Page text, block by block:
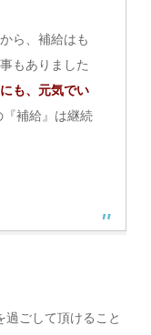
ら、補給はも
もありました
も、元気でい
補給』は継続
過ごして頂けること